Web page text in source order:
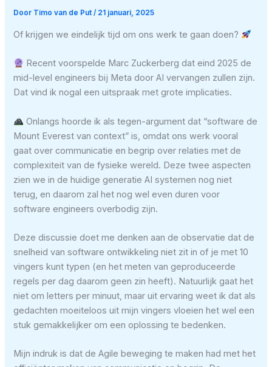
Door Timo van de Put/ 21 januari, 2025
Of krijgen we eindelijk tijd om ons werk te gaan doen?
Recent voorspelde Marc Zuckerberg dat eind 2025 de
mid-level engineers bij Meta door AI vervangen zullen zijn.
Dat vind ik nogal een uitspraak met grote implicaties.
Onlangs hoorde ik als tegen-argument dat “software de
Mount Everest van context” is, omdat ons werk vooral
gaat over communicatie en begrip over relaties met de
complexiteit van de fysieke wereld. Deze twee aspecten
zien we in de huidige generatie AI systemen nog niet
terug, en daarom zal het nog wel even duren voor
software engineers overbodig zijn.
Deze discussie doet me denken aan de observatie dat de
snelheid van software ontwikkeling niet zit in of je met 10
vingers kunt typen (en het meten van geproduceerde
regels per dag daarom geen zin heeft). Natuurlijk gaat het
niet om letters per minuut, maar uit ervaring weet ik dat als
gedachten moeiteloos uit mijn vingers vloeien het wel een
stuk gemakkelijker om een oplossing te bedenken.
Mijn indruk is dat de Agile beweging te maken had met het